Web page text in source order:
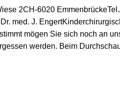
2CH-6020
med. J.
mögen Sie sich noch an
werden. Beim